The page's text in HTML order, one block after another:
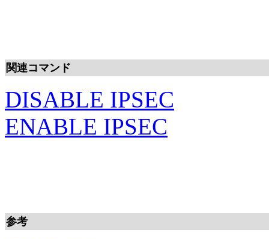
関連コマンド
DISABLE IPSEC
ENABLE IPSEC
参考